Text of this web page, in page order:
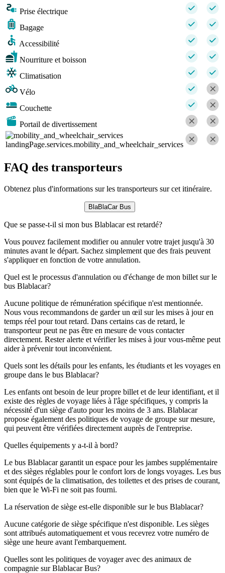
Prise électrique
Bagage
Accessibilité
Nourriture et boisson
Climatisation
Vélo
Couchette
Portail de divertissement
landingPage.services.mobility_and_wheelchair_services
FAQ des transporteurs
Obtenez plus d'informations sur les transporteurs sur cet itinéraire.
BlaBlaCar Bus
Que se passe-t-il si mon bus Blablacar est retardé?
Vous pouvez facilement modifier ou annuler votre trajet jusqu'à 30
minutes avant le départ. Sachez simplement que des frais peuvent
s'appliquer en fonction de votre annulation.
Quel est le processus d'annulation ou d'échange de mon billet sur le
bus Blablacar?
Aucune politique de rémunération spécifique n'est mentionnée.
Nous vous recommandons de garder un œil sur les mises à jour en
temps réel pour tout retard. Dans certains cas de retard, le
transporteur peut ne pas être en mesure de vous contacter
directement. Rester alerte et vérifier les mises à jour vous-même peut
aider à prévenir tout inconvénient.
Quels sont les détails pour les enfants, les étudiants et les voyages en
groupe dans le bus Blablacar?
Les enfants ont besoin de leur propre billet et de leur identifiant, et il
existe des règles de voyage liées à l'âge spécifiques, y compris la
nécessité d'un siège d'auto pour les moins de 3 ans. Blablacar
propose également des politiques de voyage de groupe sur mesure,
qui peuvent être vérifiées directement auprès de l'entreprise.
Quelles équipements y a-t-il à bord?
Le bus Blablacar garantit un espace pour les jambes supplémentaire
et des sièges réglables pour le confort lors de longs voyages. Les bus
sont équipés de la climatisation, des toilettes et des prises de courant,
bien que le Wi-Fi ne soit pas fourni.
La réservation de siège est-elle disponible sur le bus Blablacar?
Aucune catégorie de siège spécifique n'est disponible. Les sièges
sont attribués automatiquement et vous recevrez votre numéro de
siège une heure avant l'embarquement.
Quelles sont les politiques de voyager avec des animaux de
compagnie sur Blablacar Bus?